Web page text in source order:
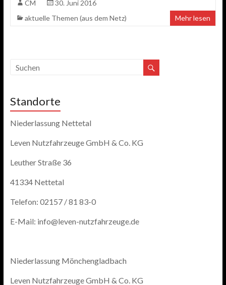
CM
30. Juni 2016
aktuelle Themen (aus dem Netz)
Mehr lesen
Standorte
Niederlassung Nettetal
Leven Nutzfahrzeuge GmbH & Co. KG
Leuther Straße 36
41334 Nettetal
Telefon: 02157 / 81 83-0
E-Mail: info@leven-nutzfahrzeuge.de
Niederlassung Mönchengladbach
Leven Nutzfahrzeuge GmbH & Co. KG